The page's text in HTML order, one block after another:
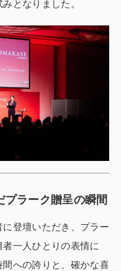
となりました。
ラーク贈呈の瞬間
登壇いただき、プラー
一人ひとりの表情に
への誇りと、確かな喜